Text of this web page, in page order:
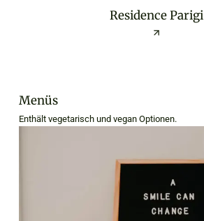
Residence Parigi
Menüs
Enthält vegetarisch und vegan Optionen.